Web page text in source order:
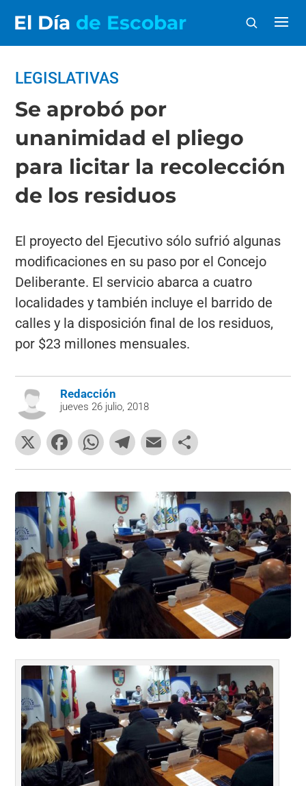
El Día de Escobar
LEGISLATIVAS
Se aprobó por
unanimidad el pliego
para licitar la recolección
de los residuos
El proyecto del Ejecutivo sólo sufrió algunas
modificaciones en su paso por el Concejo
Deliberante. El servicio abarca a cuatro
localidades y también incluye el barrido de
calles y la disposición final de los residuos,
por $23 millones mensuales.
Redacción
jueves 26 julio, 2018
X
F
a
e
b
o
o
k
W
h
at
s
A
p
p
T
el
e
gr
a
m
E
m
ai
l
o
m
p
ar
tir